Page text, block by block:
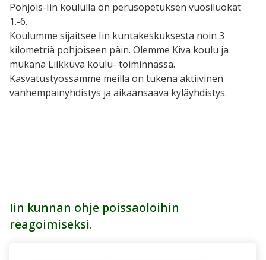
Pohjois-Iin koululla on perusopetuksen vuosiluokat
1.-6.
Koulumme sijaitsee Iin kuntakeskuksesta noin 3
kilometriä pohjoiseen päin. Olemme Kiva koulu ja
mukana Liikkuva koulu- toiminnassa.
Kasvatustyössämme meillä on tukena aktiivinen
vanhempainyhdistys ja aikaansaava kyläyhdistys.
Iin kunnan ohje poissaoloihin
reagoimiseksi.